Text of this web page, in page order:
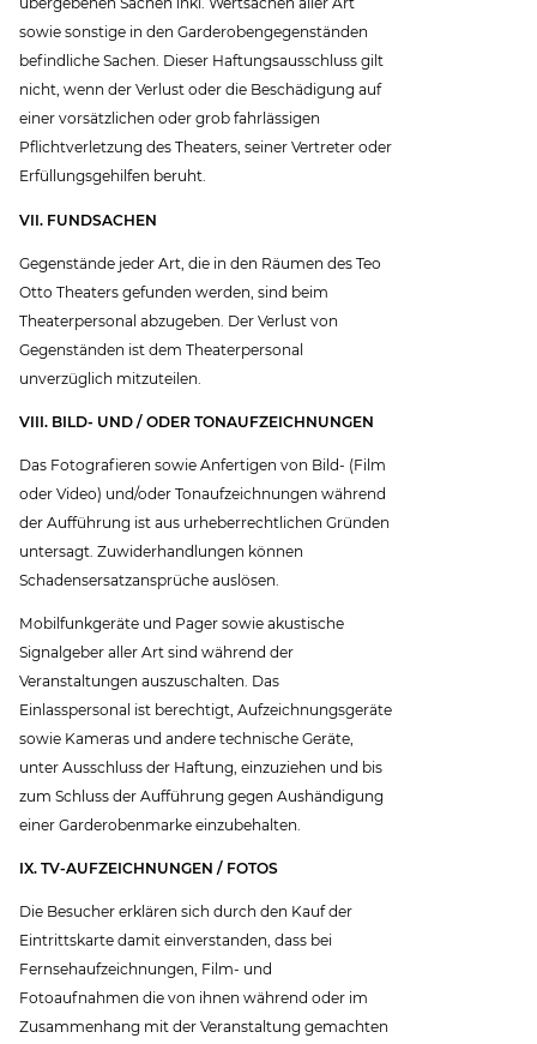
sowie sonstige in den Garderobengegenständen
befindliche Sachen. Dieser Haftungsausschluss gilt
nicht, wenn der Verlust oder die Beschädigung auf
einer vorsätzlichen oder grob fahrlässigen
Pflichtverletzung des Theaters, seiner Vertreter oder
Erfüllungsgehilfen beruht.
VII. FUNDSACHEN
Gegenstände jeder Art, die in den Räumen des Teo
Otto Theaters gefunden werden, sind beim
Theaterpersonal abzugeben. Der Verlust von
Gegenständen ist dem Theaterpersonal
unverzüglich mitzuteilen.
VIII. BILD- UND / ODER TONAUFZEICHNUNGEN
Das Fotografieren sowie Anfertigen von Bild- (Film
oder Video) und/oder Tonaufzeichnungen während
der Aufführung ist aus urheberrechtlichen Gründen
untersagt. Zuwiderhandlungen können
Schadensersatzansprüche auslösen.
Mobilfunkgeräte und Pager sowie akustische
Signalgeber aller Art sind während der
Veranstaltungen auszuschalten. Das
Einlasspersonal ist berechtigt, Aufzeichnungsgeräte
sowie Kameras und andere technische Geräte,
unter Ausschluss der Haftung, einzuziehen und bis
zum Schluss der Aufführung gegen Aushändigung
einer Garderobenmarke einzubehalten.
IX. TV-AUFZEICHNUNGEN / FOTOS
Die Besucher erklären sich durch den Kauf der
Eintrittskarte damit einverstanden, dass bei
Fernsehaufzeichnungen, Film- und
Fotoaufnahmen die von ihnen während oder im
Zusammenhang mit der Veranstaltung gemachten